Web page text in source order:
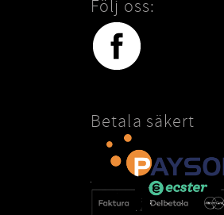
Följ oss:
Betala säkert